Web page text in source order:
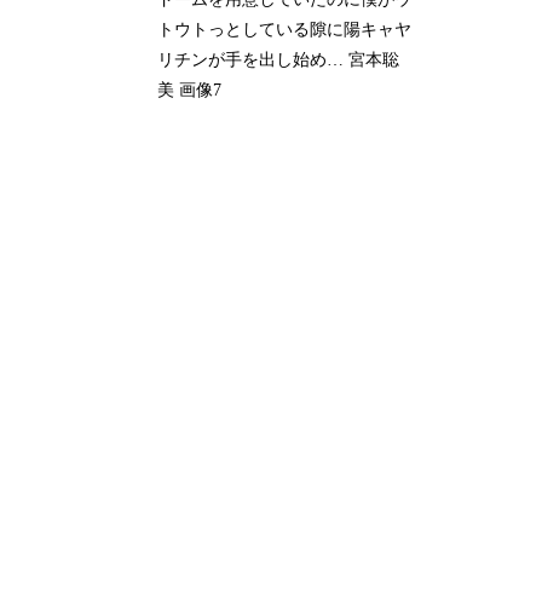
トウトっとしている隙に陽キャヤ
リチンが手を出し始め… 宮本聡
美 画像7